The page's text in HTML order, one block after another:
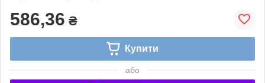
586,36 ₴
Купити
або